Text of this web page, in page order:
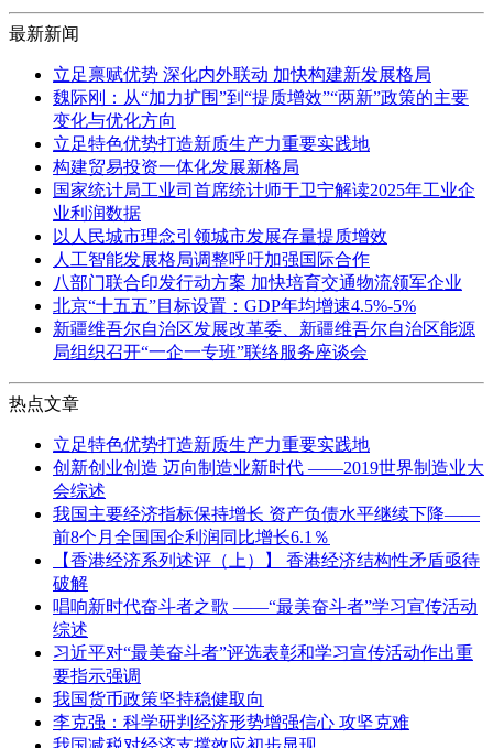
最新新闻
立足禀赋优势 深化内外联动 加快构建新发展格局
魏际刚：从“加力扩围”到“提质增效”“两新”政策的主要
变化与优化方向
立足特色优势打造新质生产力重要实践地
构建贸易投资一体化发展新格局
国家统计局工业司首席统计师于卫宁解读2025年工业企
业利润数据
以人民城市理念引领城市发展存量提质增效
人工智能发展格局调整呼吁加强国际合作
八部门联合印发行动方案 加快培育交通物流领军企业
北京“十五五”目标设置：GDP年均增速4.5%-5%
新疆维吾尔自治区发展改革委、新疆维吾尔自治区能源
局组织召开“一企一专班”联络服务座谈会
热点文章
立足特色优势打造新质生产力重要实践地
创新创业创造 迈向制造业新时代 ——2019世界制造业大
会综述
我国主要经济指标保持增长 资产负债水平继续下降——
前8个月全国国企利润同比增长6.1％
【香港经济系列述评（上）】 香港经济结构性矛盾亟待
破解
唱响新时代奋斗者之歌 ——“最美奋斗者”学习宣传活动
综述
习近平对“最美奋斗者”评选表彰和学习宣传活动作出重
要指示强调
我国货币政策坚持稳健取向
李克强：科学研判经济形势增强信心 攻坚克难